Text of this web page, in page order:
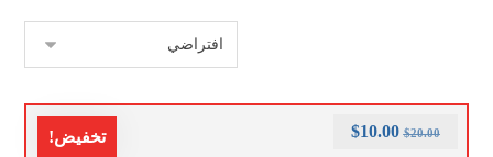
تخفيض! $20.00
$10.00